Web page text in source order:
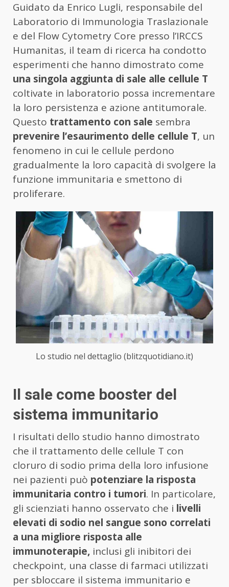
Guidato da Enrico Lugli, responsabile del
Laboratorio di Immunologia Traslazionale
e del Flow Cytometry Core presso l’IRCCS
Humanitas, il team di ricerca ha condotto
esperimenti che hanno dimostrato come
una singola aggiunta di sale alle cellule T
coltivate in laboratorio possa incrementare
la loro persistenza e azione antitumorale.
Questo trattamento con sale sembra
prevenire l’esaurimento delle cellule T, un
fenomeno in cui le cellule perdono
gradualmente la loro capacità di svolgere la
funzione immunitaria e smettono di
proliferare.
Lo studio nel dettaglio (blitzquotidiano.it)
Il sale come booster del
sistema immunitario
I risultati dello studio hanno dimostrato
che il trattamento delle cellule T con
cloruro di sodio prima della loro infusione
nei pazienti può potenziare la risposta
immunitaria contro i tumori. In particolare,
gli scienziati hanno osservato che i livelli
elevati di sodio nel sangue sono correlati
a una migliore risposta alle
immunoterapie, inclusi gli inibitori dei
checkpoint, una classe di farmaci utilizzati
per sbloccare il sistema immunitario e